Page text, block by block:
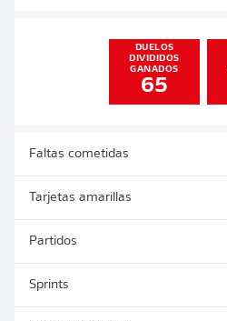
DUELOS
DIVIDIDOS
GANADOS
65
Faltas cometidas
Tarjetas amarillas
Partidos
Sprints